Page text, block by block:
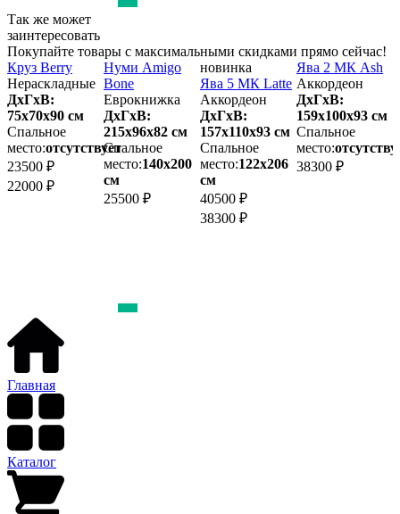
Так же может
заинтересовать
Покупайте товары с максимальными скидками прямо сейчас!
Круз Berry
Нераскладные
ДхГхВ:
75х70x90 см
Спальное
место:отсутствует
23500 ₽
22000 ₽
Нуми Amigo
Bone
Еврокнижка
ДхГхВ:
215х96x82 см
Спальное
место:140х200
см
25500 ₽
новинка
Ява 5 МК Latte
Аккордеон
ДхГхВ:
157х110x93 см
Спальное
место:122х206
см
40500 ₽
38300 ₽
Ява 2 МК Ash
Аккордеон
ДхГхВ:
159х100x93 см
Спальное
место:
38300 ₽
Главная
Каталог